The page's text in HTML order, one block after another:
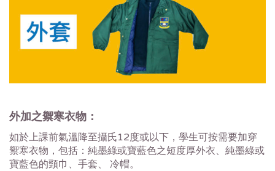
外加之禦寒衣物：
如於上課前氣溫降至攝氏12度或以下，學生可按需要加穿
禦寒衣物，包括：純墨綠或寶藍色之短度厚外衣、純墨綠或
寶藍色的頸巾、手套、 冷帽。